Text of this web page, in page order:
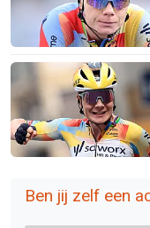
Ben jij zelf een